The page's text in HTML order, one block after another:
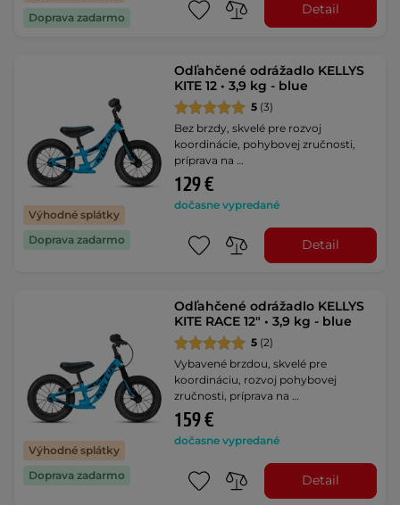
Doprava zadarmo
Detail
Výhodné splátky
Doprava zadarmo
Odľahčené odrážadlo KELLYS
KITE 12 • 3,9 kg - blue
5 (3)
Bez brzdy, skvelé pre rozvoj
koordinácie, pohybovej zručnosti,
príprava na …
129 €
dočasne vypredané
Detail
Výhodné splátky
Doprava zadarmo
Odľahčené odrážadlo KELLYS
KITE RACE 12" • 3,9 kg - blue
5 (2)
Vybavené brzdou, skvelé pre
koordináciu, rozvoj pohybovej
zručnosti, príprava na …
159 €
dočasne vypredané
Detail